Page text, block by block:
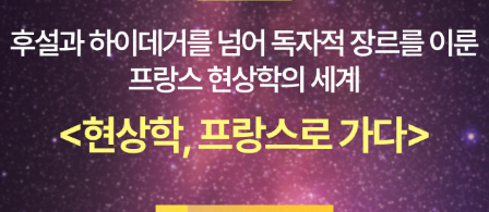
안내하면 승객이 따르지 않아도 단속 대상에서 제외된다고 하고,
그리고 안전띠가 없는 시내버스 등의 경우에는 단속 대상이 아니
라고 합니다. 아직은 계도기간이라고 하는데, 그래도 범칙금 대상
인 것 같아서, 조심해야겠어요. 오늘은 비가 올 것 같으니까, 바
깥에 나갈 때는 작은 우산 하나 챙겨야할 것 같아요. 오후에는 할
일이 있어서 오늘은 페이퍼를 오전에 씁니다. 쓰다보니 점심시간
이 가까워지는데, 점심 맛있게 드시고 좋은 하루 보내세요.^^